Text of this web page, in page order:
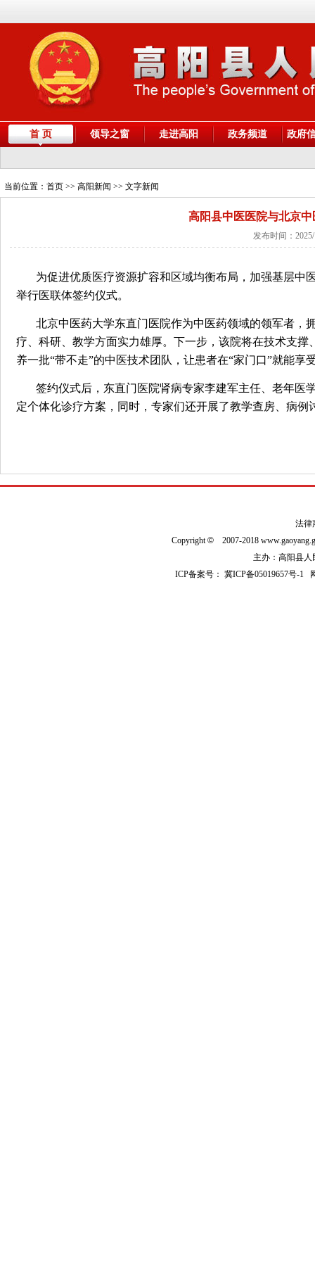
首 页 领导之窗 走进高阳 政务频道 政府
当前位置： 首页 >> 高阳新闻 >> 文字新闻
高阳县中医医院与北京
发布时间：
为促进优质医疗资源扩容和区域均衡布局，加强基层中
举行医联体签约仪式。
北京中医药大学东直门医院作为中医药领域的领军者，
疗、科研、教学方面实力雄厚。下一步，该院将在技术支
养一批“带不走”的中医技术团队，让患者在“家门口”就能
签约仪式后，东直门医院肾病专家李建军主任、老年医
定个体化诊疗方案，同时，专家们还开展了教学查房、病例
法律
Copyright© 2007-2018
主办：高阳县人
ICP备案号：冀ICP备05019657号-1